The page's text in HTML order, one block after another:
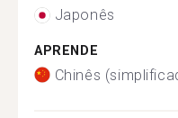
Japonês
APRENDE
Chinês